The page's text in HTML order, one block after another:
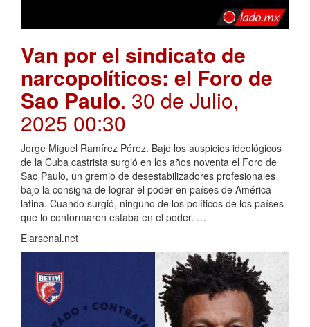
Van por el sindicato de
narcopolíticos: el Foro de
Sao Paulo. 30 de Julio,
2025 00:30
Jorge Miguel Ramírez Pérez. Bajo los auspicios ideológicos
de la Cuba castrista surgió en los años noventa el Foro de
Sao Paulo, un gremio de desestabilizadores profesionales
bajo la consigna de lograr el poder en países de América
latina. Cuando surgió, ninguno de los políticos de los países
que lo conformaron estaba en el poder. …
Elarsenal.net